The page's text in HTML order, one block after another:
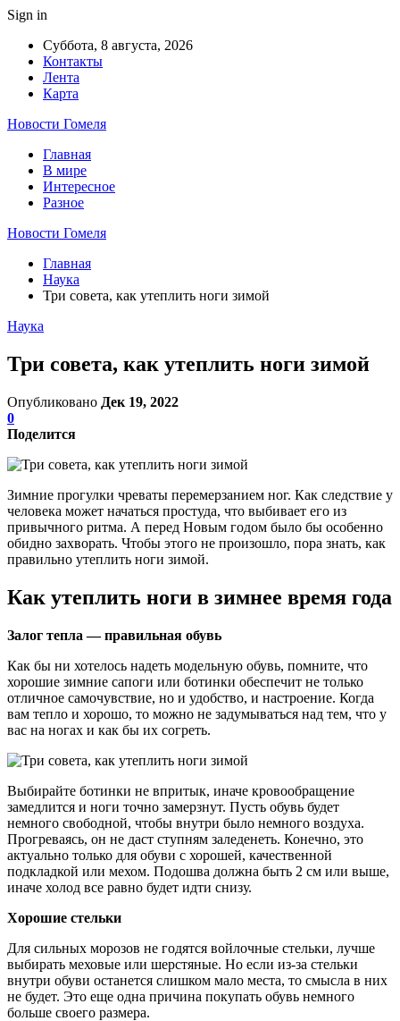
Sign in
Суббота, 8 августа, 2026
Контакты
Лента
Карта
Новости Гомеля
Главная
В мире
Интересное
Разное
Новости Гомеля
Главная
Наука
Три совета, как утеплить ноги зимой
Наука
Три совета, как утеплить ноги зимой
Опубликовано Дек 19, 2022
0
Поделится
Зимние прогулки чреваты перемерзанием ног. Как следствие у
человека может начаться простуда, что выбивает его из
привычного ритма. А перед Новым годом было бы особенно
обидно захворать. Чтобы этого не произошло, пора знать, как
правильно утеплить ноги зимой.
Как утеплить ноги в зимнее время года
Залог тепла — правильная обувь
Как бы ни хотелось надеть модельную обувь, помните, что
хорошие зимние сапоги или ботинки обеспечит не только
отличное самочувствие, но и удобство, и настроение. Когда
вам тепло и хорошо, то можно не задумываться над тем, что у
вас на ногах и как бы их согреть.
Выбирайте ботинки не впритык, иначе кровообращение
замедлится и ноги точно замерзнут. Пусть обувь будет
немного свободной, чтобы внутри было немного воздуха.
Прогреваясь, он не даст ступням заледенеть. Конечно, это
актуально только для обуви с хорошей, качественной
подкладкой или мехом. Подошва должна быть 2 см или выше,
иначе холод все равно будет идти снизу.
Хорошие стельки
Для сильных морозов не годятся войлочные стельки, лучше
выбирать меховые или шерстяные. Но если из-за стельки
внутри обуви останется слишком мало места, то смысла в них
не будет. Это еще одна причина покупать обувь немного
больше своего размера.